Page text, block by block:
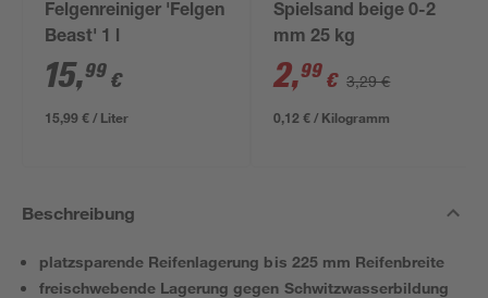
Felgenreiniger 'Felgen
Beast' 1 l
15,99 €
15,99 € / Liter
Spielsand beige 0-2
mm 25 kg
2,99 € 3,29 €
0,12 € / Kilogramm
Beschreibung
platzsparende Reifenlagerung bis 225 mm Reifenbreite
freischwebende Lagerung gegen Schwitzwasserbildung